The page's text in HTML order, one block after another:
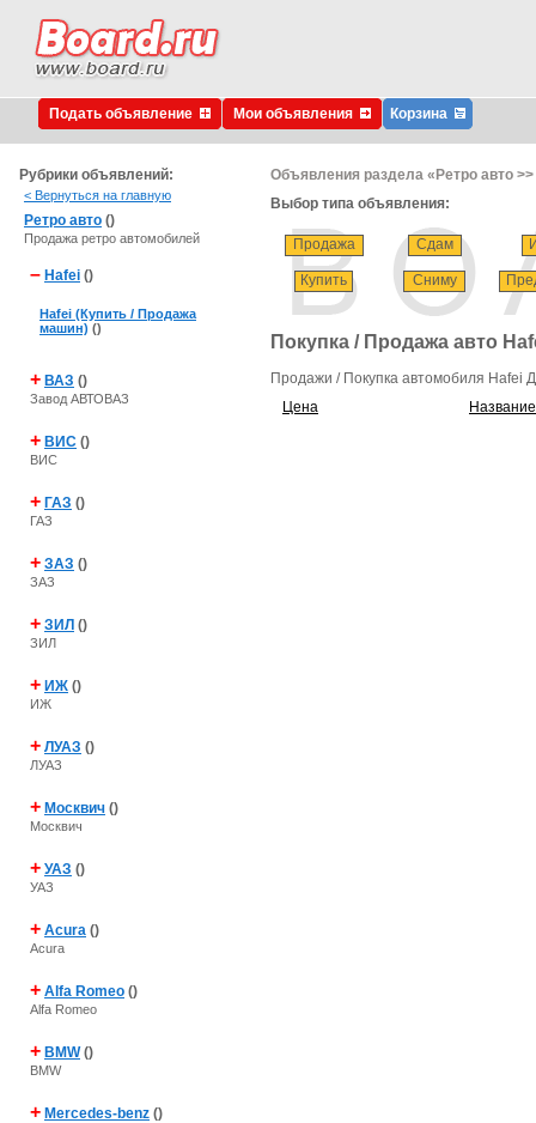
Подать объявление Мои объявления Корзина
Рубрики объявлений:
< Вернуться на главную
Ретро авто ()
Продажа ретро автомобилей
– Hafei ()
Hafei (Купить / Продажа
машин) ()
+ ВАЗ ()
Завод АВТОВАЗ
+ ВИС ()
ВИС
+ ГАЗ ()
ГАЗ
+ ЗАЗ ()
ЗАЗ
+ ЗИЛ ()
ЗИЛ
+ ИЖ ()
ИЖ
+ ЛУАЗ ()
ЛУАЗ
+ Москвич ()
Москвич
+ УАЗ ()
УАЗ
+ Acura ()
Acura
+ Alfa Romeo ()
Alfa Romeo
+ BMW()
BMW
+ Mercedes-benz ()
Объявления раздела «Ретро авто
Выбор типа объявления:
Продажа Сдам
Купить Сниму
Покупка / Продажа авто
Продажи / Покупка автомобиля Hafei
Цена
Название